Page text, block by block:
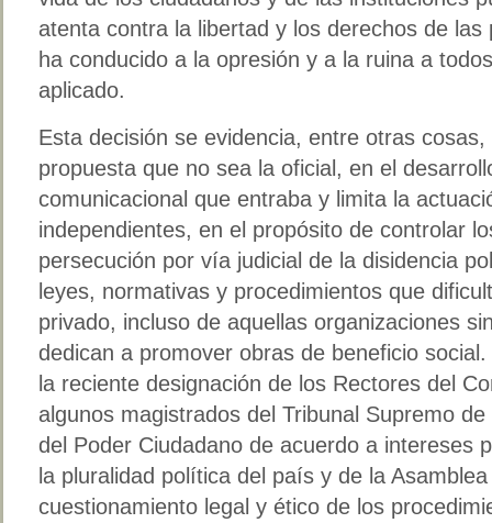
atenta contra la libertad y los derechos de
ha conducido a la opresión y a la ruina a
aplicado.
Esta decisión se evidencia, entre otras
propuesta que no sea la oficial, en el
comunicacional que entraba y limita la
independientes, en el propósito de controlar
persecución por vía judicial de la disidencia
leyes, normativas y procedimientos que
privado, incluso de aquellas organizaciones
dedican a promover obras de beneficio
la reciente designación de los Rectores del
algunos magistrados del Tribunal Supremo
del Poder Ciudadano de acuerdo a intereses
la pluralidad política del país y de la
cuestionamiento legal y ético de los